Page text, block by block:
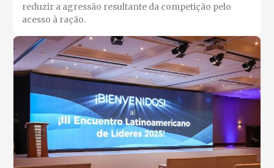
reduzir a agressão resultante da competição pelo
acesso à ração.